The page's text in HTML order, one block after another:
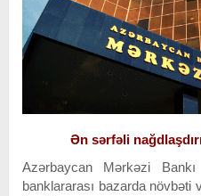
Ən sərfəli
Azərbaycan Mərkəzi
banklararası bazarda növbəti